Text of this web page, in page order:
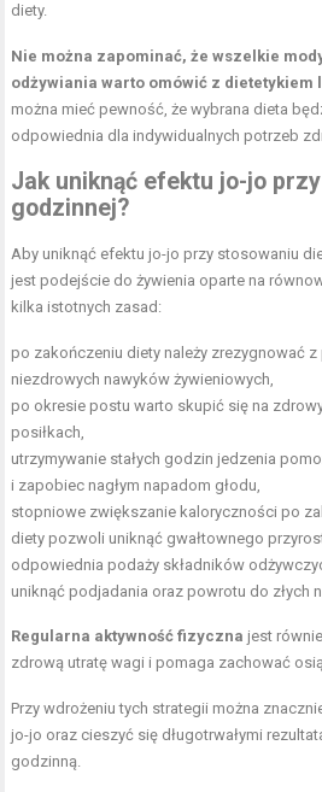
diety.
Nie można zapominać, że wszelkie
odżywiania warto omówić z dietetykiem
można mieć pewność, że wybrana dieta
odpowiednia dla indywidualnych potrzeb
Jak uniknąć efektu jo-jo
godzinnej?
Aby uniknąć efektu jo-jo przy stosowaniu
jest podejście do żywienia oparte na
kilka istotnych zasad:
po zakończeniu diety należy zrezygnować
niezdrowych nawyków żywieniowych,
po okresie postu warto skupić się na
posiłkach,
utrzymywanie stałych godzin jedzenia
i zapobiec nagłym napadom głodu,
stopniowe zwiększanie kaloryczności po
diety pozwoli uniknąć gwałtownego
odpowiednia podaży składników
uniknąć podjadania oraz powrotu do złych
Regularna aktywność fizyczna jest
zdrową utratę wagi i pomaga zachować
Przy wdrożeniu tych strategii można
jo-jo oraz cieszyć się długotrwałymi
godzinną.